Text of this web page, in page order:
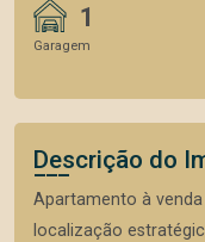
1
Garagem
Descrição do
Apartamento à
localização